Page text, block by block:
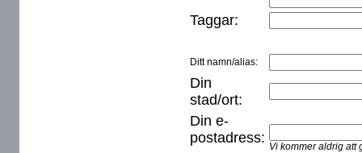
Taggar:
Ditt namn/alias:
Din
stad/ort:
Din e-
postadress:
Vi kommer aldrig att